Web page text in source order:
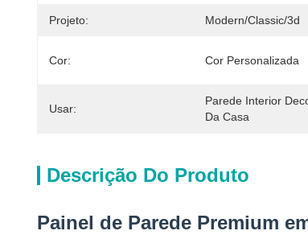
Projeto: Modern/Classic/3d
Cor: Cor Personalizada
Usar:
Parede Interior
Da Casa
Descrição Do Produto
Painel de Parede Premium